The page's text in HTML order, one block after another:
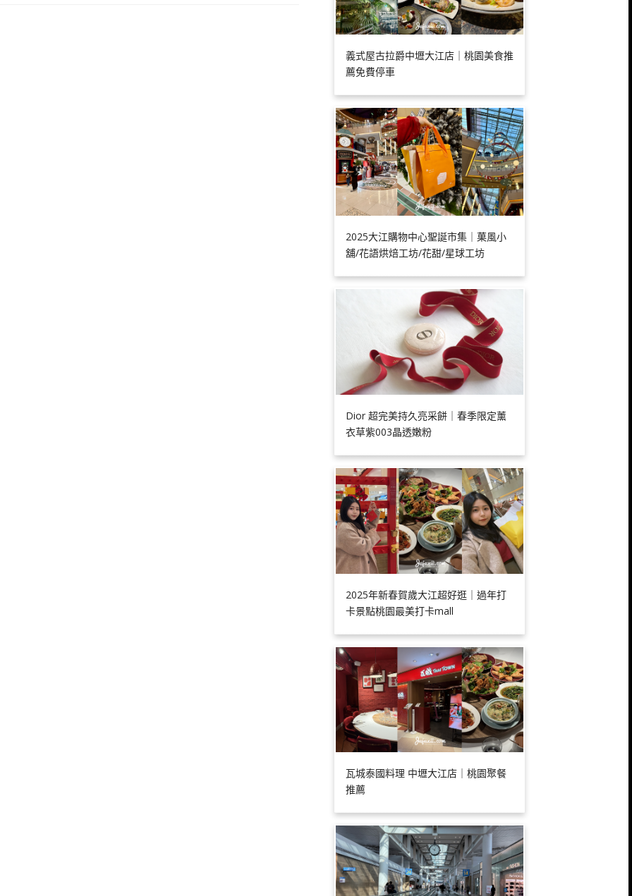
義式屋古拉爵中壢大江店｜桃園美食推
薦免費停車
2025大江購物中心聖誕市集｜菓風小
舖/花語烘焙工坊/花甜/星球工坊
Dior 超完美持久亮采餅｜春季限定薰
衣草紫003晶透嫩粉
2025年新春賀歲大江超好逛｜過年打
卡景點桃園最美打卡mall
瓦城泰國料理 中壢大江店｜桃園聚餐
推薦